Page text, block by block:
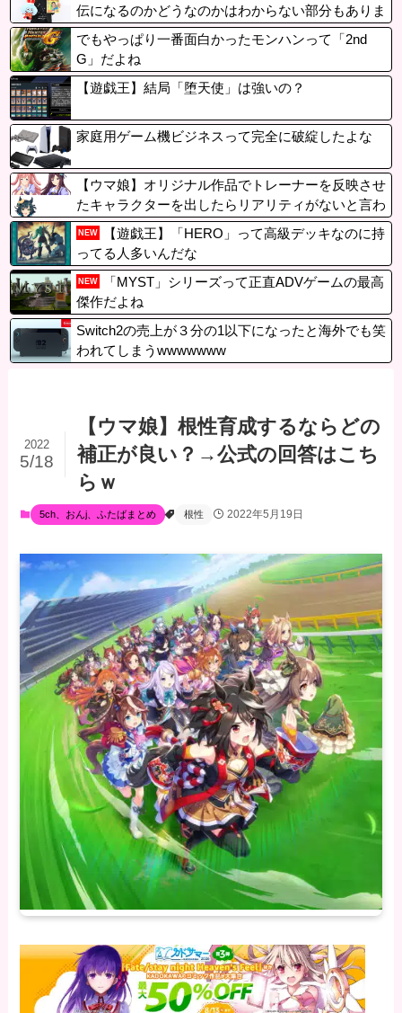
伝になるのかどうなのかはわからない部分もありま
すけど」
でもやっぱり一番面白かったモンハンって「2nd
G」だよね
【遊戯王】結局「堕天使」は強いの？
家庭用ゲーム機ビジネスって完全に破綻したよな
【ウマ娘】オリジナル作品でトレーナーを反映させ
たキャラクターを出したらリアリティがないと言わ
れてしまった…
NEW
【遊戯王】「HERO」って高級デッキなのに持
ってる人多いんだな
NEW
「MYST」シリーズって正直ADVゲームの最高
傑作だよね
Switch2の売上が３分の1以下になったと海外でも笑
われてしまうwwwwwww
【ウマ娘】根性育成するならどの
補正が良い？→公式の回答はこち
らｗ
2022
5/18
5ch、おんj、ふたばまとめ 根性 2022年5月19日